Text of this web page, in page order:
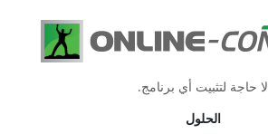
لا حاجة لتثبيت أي برنامج.
الحلول